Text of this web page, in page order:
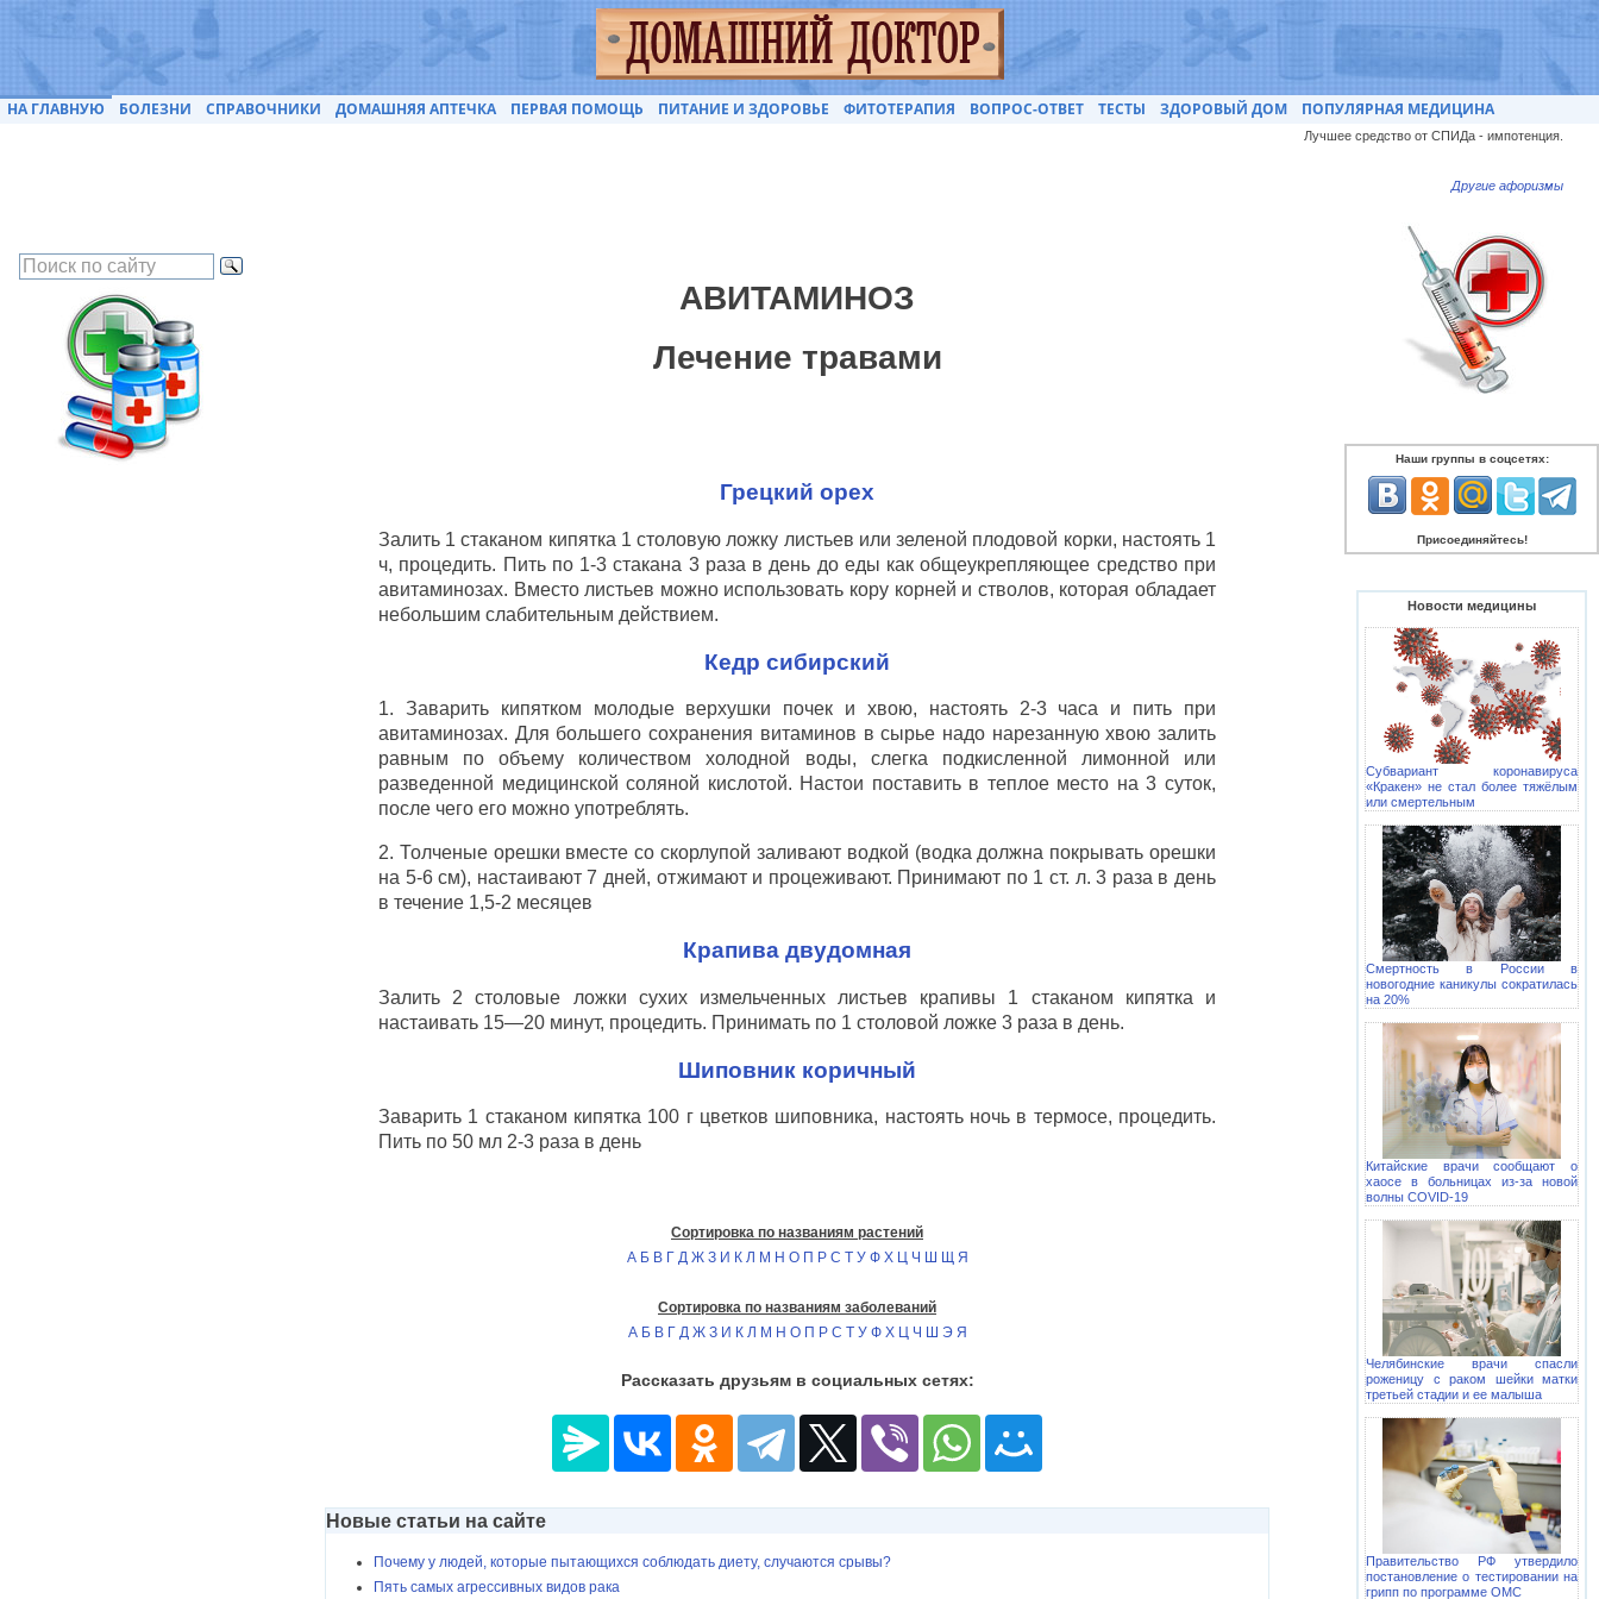
НА ГЛАВНУЮ БОЛЕЗНИ СПРАВОЧНИКИ ДОМАШНЯЯ АПТЕЧКА ПЕРВАЯ ПОМОЩЬ ПИТАНИЕ И ЗДОРОВЬЕ ФИТОТЕРАПИЯ ВОПРОС-ОТВЕТ ТЕСТЫ ЗДОРОВЫЙ ДОМ ПОПУЛЯРНАЯ МЕДИЦИНА
Лучшее средство от СПИДа - импотенция.
Другие афоризмы
АВИТАМИНОЗ
Лечение травами
Грецкий орех
Залить 1 стаканом кипятка 1 столовую ложку листьев или зеленой плодовой корки, настоять 1
ч, процедить. Пить по 1-3 стакана 3 раза в день до еды как общеукрепляющее средство при
авитаминозах. Вместо листьев можно использовать кору корней и стволов, которая обладает
небольшим слабительным действием.
Кедр сибирский
1. Заварить кипятком молодые верхушки почек и хвою, настоять 2-3 часа и пить при
авитаминозах. Для большего сохранения витаминов в сырье надо нарезанную хвою залить
равным по объему количеством холодной воды, слегка подкисленной лимонной или
разведенной медицинской соляной кислотой. Настои поставить в теплое место на 3 суток,
после чего его можно употреблять.
2. Толченые орешки вместе со скорлупой заливают водкой (водка должна покрывать орешки
на 5-6 см), настаивают 7 дней, отжимают и процеживают. Принимают по 1 ст. л. 3 раза в день
в течение 1,5-2 месяцев
Крапива двудомная
Залить 2 столовые ложки сухих измельченных листьев крапивы 1 стаканом кипятка и
настаивать 15—20 минут, процедить. Принимать по 1 столовой ложке 3 раза в день.
Шиповник коричный
Заварить 1 стаканом кипятка 100 г цветков шиповника, настоять ночь в термосе, процедить.
Пить по 50 мл 2-3 раза в день
Сортировка по названиям растений
А Б В Г Д Ж З И К Л М Н О П Р С Т У Ф Х Ц Ч Ш Щ Я
Сортировка по названиям заболеваний
А Б В Г Д Ж З И К Л М Н О П Р С Т У Ф Х Ц Ч Ш Э Я
Рассказать друзьям в социальных сетях:
Новые статьи на сайте
Почему у людей, которые пытающихся соблюдать диету, случаются срывы?
Пять самых агрессивных видов рака
Наши группы в соцсетях:
Присоединяйтесь!
Новости медицины
Субвариант коронавируса
«Кракен» не стал более тяжёлым
или смертельным
Смертность в России в
новогодние каникулы сократилась
на 20%
Китайские врачи сообщают о
хаосе в больницах из-за новой
волны COVID-19
Челябинские врачи спасли
роженицу с раком шейки матки
третьей стадии и ее малыша
Правительство РФ утвердило
постановление о тестировании на
грипп по программе ОМС